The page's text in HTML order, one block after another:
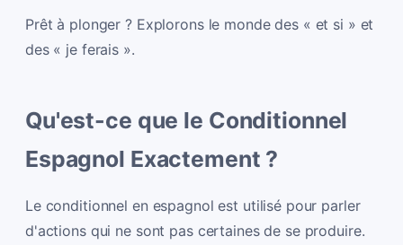
Prêt à plonger ? Explorons le monde des « et si » et
des « je ferais ».
Qu'est-ce que le Conditionnel
Espagnol Exactement ?
Le conditionnel en espagnol est utilisé pour parler
d'actions qui ne sont pas certaines de se produire.